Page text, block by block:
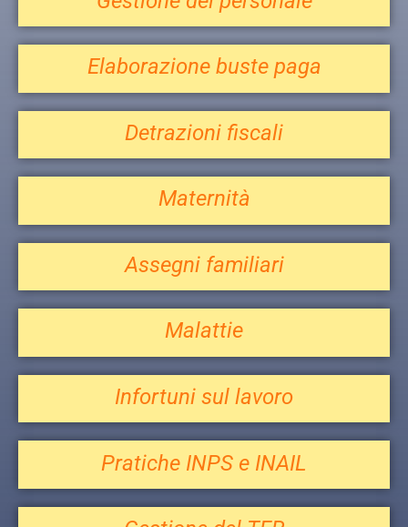
Elaborazione buste paga
Detrazioni fiscali
Maternità
Assegni familiari
Malattie
Infortuni sul lavoro
Pratiche INPS e INAIL